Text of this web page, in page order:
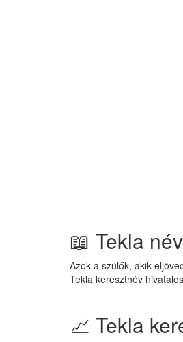
📖 Tekla
Azok a szülők, akik
Tekla keresztnév
📈 Tekla